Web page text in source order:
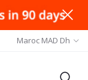
Maroc MAD Dh